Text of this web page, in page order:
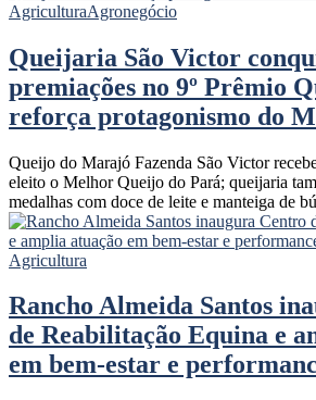
AgriculturaAgronegócio
Queijaria São Victor
premiações no 9º Prêmio
reforça protagonismo do
Queijo do Marajó Fazenda São Victor
eleito o Melhor Queijo do Pará; queijaria
medalhas com doce de leite e manteiga de
Agricultura
Rancho Almeida Santos
de Reabilitação Equina e
em bem-estar e